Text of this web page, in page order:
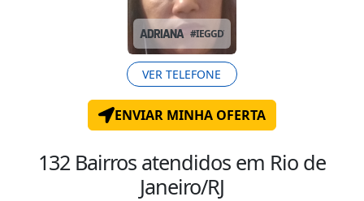
ADRIANA #IEGGDTYL
VER TELEFONE
ENVIAR MINHA OFERTA
132 Bairros atendidos em Rio de
Janeiro/RJ